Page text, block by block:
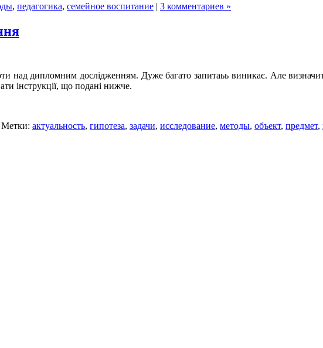
, педагогика, семейное воспитание | 3 комментариев »
над дипломним дослідженням. Дуже багато запитаьь виникає. Але
інструкції, що подані нижче.
Метки: актуальность, гипотеза, задачи, исследование, методы, объект, предмет,